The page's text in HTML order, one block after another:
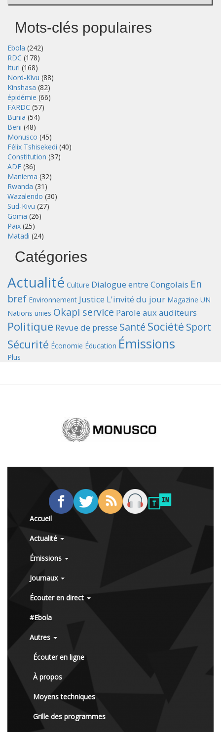
Mots-clés populaires
Ebola (242)
RDC (178)
Ituri (168)
Nord-Kivu (88)
Kinshasa (82)
épidémie (66)
FARDC (57)
Bunia (54)
Beni (48)
Monusco (45)
Félix Tshisekedi (40)
Constitution (37)
ADF (36)
Maniema (32)
Rwanda (31)
Wazalendo (30)
Sud-Kivu (27)
Goma (26)
Paix (25)
Matadi (24)
Catégories
Actualité Culture Dialogue entre Congolais En
bref Environnement Justice L'invité du jour Magazine UN
Nations unies Okapi service Parole aux auditeurs
Politique Revue de presse Santé Société Sport
Sécurité Économie Éducation Émissions
Plus
Accueil
Actualité
Émissions
Journaux
Écouter en direct
#Ebola
Autres
Écouter en ligne
À propos
Moyens techniques
Grille des programmes